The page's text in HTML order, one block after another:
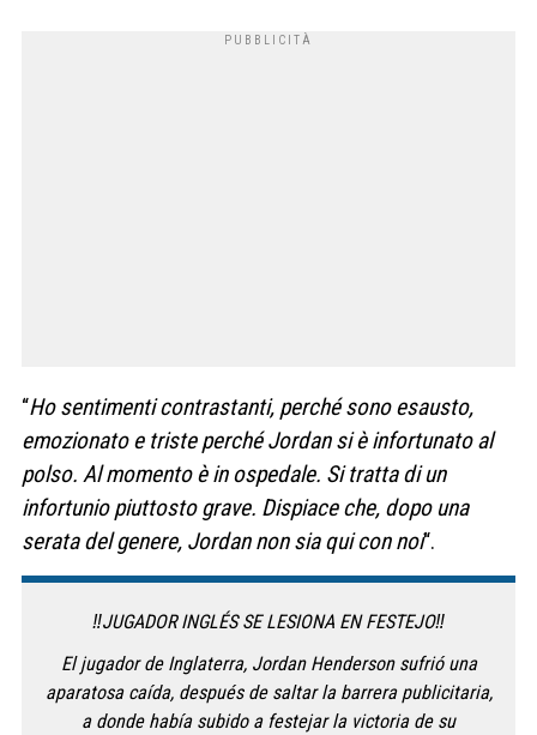
“Ho sentimenti contrastanti, perché sono esausto,
emozionato e triste perché Jordan si è infortunato al
polso. Al momento è in ospedale. Si tratta di un
infortunio piuttosto grave. Dispiace che, dopo una
serata del genere, Jordan non sia qui con noi“.
‼️JUGADOR INGLÉS SE LESIONA EN FESTEJO‼️
El jugador de Inglaterra, Jordan Henderson sufrió una
aparatosa caída, después de saltar la barrera publicitaria,
a donde había subido a festejar la victoria de su